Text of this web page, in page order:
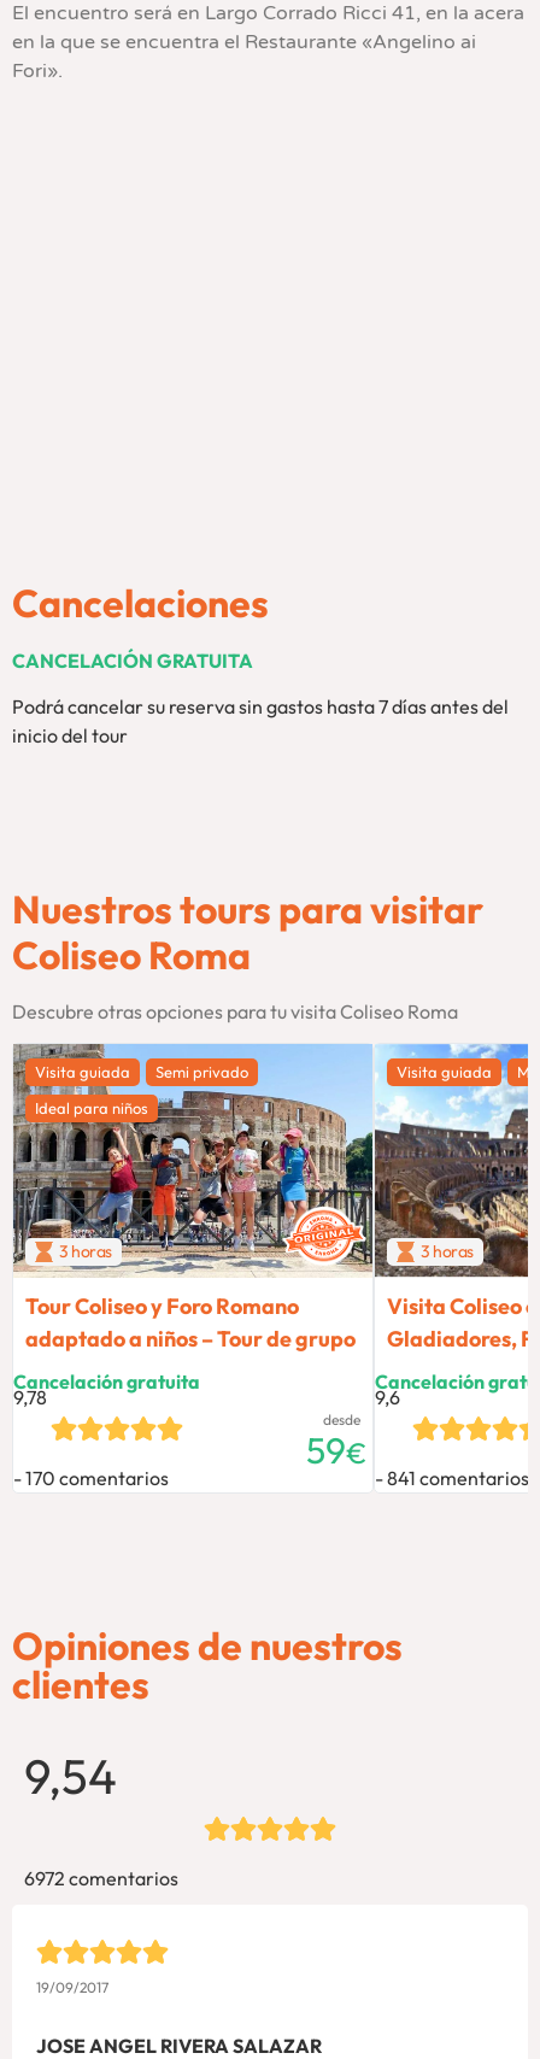
El encuentro será en Largo Corrado Ricci 41, en la acera
en la que se encuentra el Restaurante «Angelino ai
Fori».
Cancelaciones
CANCELACIÓN GRATUITA
Podrá cancelar su reserva sin gastos hasta 7 días antes del
inicio del tour
Nuestros tours para visitar
Coliseo Roma
Descubre otras opciones para tu visita Coliseo Roma
Visita guiada
Semi privado
Ideal para niños
3 horas
Tour Coliseo y Foro Romano
adaptado a niños – Tour de grupo
9,78
170 comentarios
desde
59€
Cancelación gratuita
Visita guiada
3 horas
Visita Coliseo
Gladiadores,
9,6
841 comentarios
Cancelación
Opiniones de nuestros
clientes
9,54
6972 comentarios
19/09/2017
JOSE ANGEL RIVERA SALAZAR